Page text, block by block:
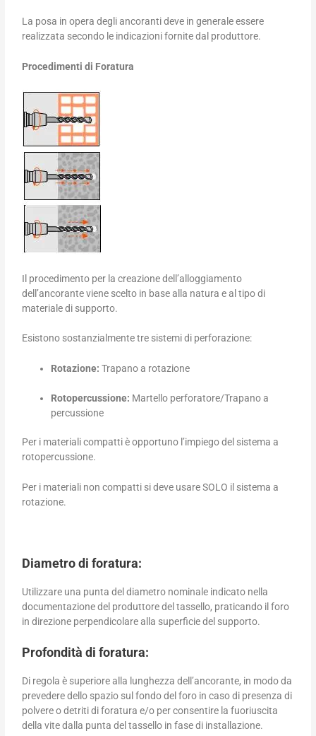
La posa in opera degli ancoranti deve in generale essere
realizzata secondo le indicazioni fornite dal produttore.
Procedimenti di Foratura
Il procedimento per la creazione dell’alloggiamento
dell’ancorante viene scelto in base alla natura e al tipo di
materiale di supporto.
Esistono sostanzialmente tre sistemi di perforazione:
Rotazione: Trapano a rotazione
Rotopercussione: Martello perforatore/Trapano a
percussione
Per i materiali compatti è opportuno l’impiego del sistema a
rotopercussione.
Per i materiali non compatti si deve usare SOLO il sistema a
rotazione.
Diametro di foratura:
Utilizzare una punta del diametro nominale indicato nella
documentazione del produttore del tassello, praticando il foro
in direzione perpendicolare alla superficie del supporto.
Profondità di foratura:
Di regola è superiore alla lunghezza dell’ancorante, in modo da
prevedere dello spazio sul fondo del foro in caso di presenza di
polvere o detriti di foratura e/o per consentire la fuoriuscita
della vite dalla punta del tassello in fase di installazione.